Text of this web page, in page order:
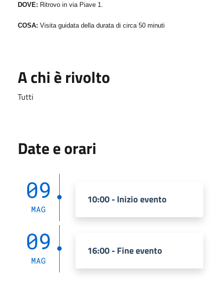
DOVE: Ritrovo in via Piave 1.
COSA: Visita guidata della durata di circa 50 minuti
A chi è rivolto
Tutti
Date e orari
09
MAG
10:00 - Inizio evento
09
MAG
16:00 - Fine evento